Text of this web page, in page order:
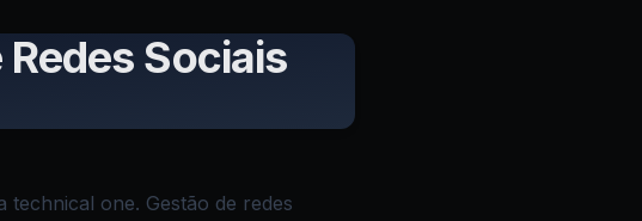
Sociais
technical one. Gestão de redes